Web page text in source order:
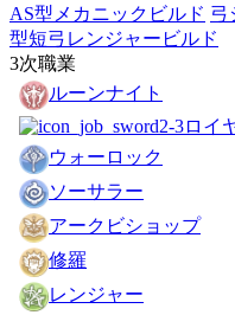
AS型メカニックビルド 弓
型短弓レンジャービルド
3次職業
ルーンナイト
ロイ
ウォーロック
ソーサラー
アークビショップ
修羅
レンジャー